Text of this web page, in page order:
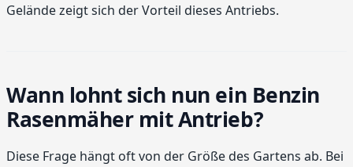
Gelände zeigt sich der Vorteil dieses Antriebs.
Wann lohnt sich nun ein Benzin
Rasenmäher mit Antrieb?
Diese Frage hängt oft von der Größe des Gartens ab. Bei